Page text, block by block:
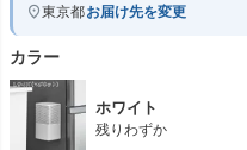
東京都お届け先を変更
カラー
ホワイト
残りわずか